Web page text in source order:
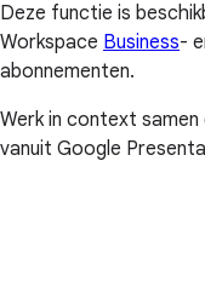
Deze functie is
Workspace Business-
abonnementen.
Werk in context
vanuit Google